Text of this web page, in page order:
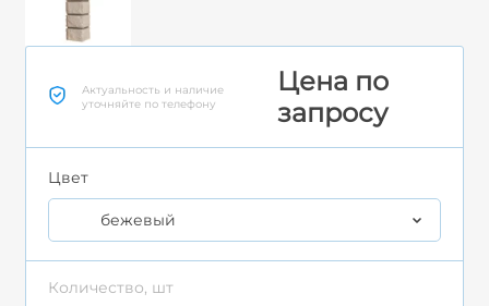
Актуальность и наличие
уточняйте по телефону
Цена по
запросу
Цвет
бежевый
Количество, шт